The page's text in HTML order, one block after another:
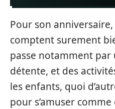
Pour son
comptent surement
passe notamment par
détente, et des
les enfants, quoi
pour s’amuser